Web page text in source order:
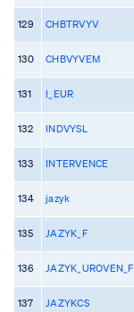
129 CHBTRVYV
130 CHBVYVEM
131 I_EUR
132 INDVYSL
133 INTERVENCE
134 jazyk
135 JAZYK_F
136 JAZYK_UROVEN_F
137 JAZYKCS